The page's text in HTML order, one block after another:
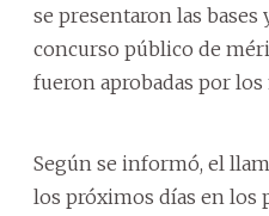
se presentaron las bases
concurso público de
fueron aprobadas por
Según se informó, el
los próximos días en los